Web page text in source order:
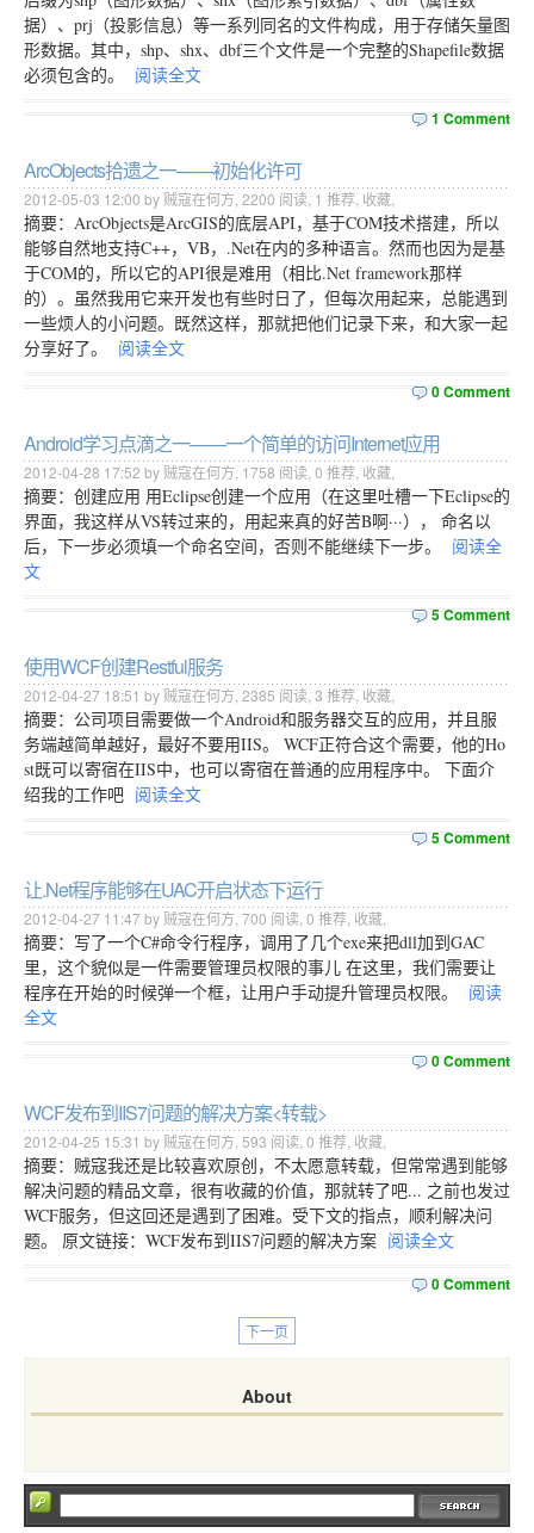
据）、prj（投影信息）等一系列同名的文件构成，用于存储矢量图
形数据。其中，shp、shx、dbf三个文件是一个完整的Shapefile数据
必须包含的。
阅读全文
1 Comment
ArcObjects拾遗之一——初始化许可
2012-05-03 12:00 by 贼寇在何方, 2200 阅读, 1 推荐, 收藏
摘要：ArcObjects是ArcGIS的底层API，基于COM技术搭建，所以
能够自然地支持C++，VB，.Net在内的多种语言。然而也因为是基
于COM的，所以它的API很是难用（相比.Net framework那样
的）。虽然我用它来开发也有些时日了，但每次用起来，总能遇到
一些烦人的小问题。既然这样，那就把他们记录下来，和大家一起
分享好了。
阅读全文
0 Comment
Android学习点滴之一——一个简单的访问Internet应用
2012-04-28 17:52 by 贼寇在何方, 1758 阅读, 0 推荐, 收藏
摘要：创建应用 用Eclipse创建一个应用（在这里吐槽一下Eclipse的
界面，我这样从VS转过来的，用起来真的好苦B啊···）， 命名以
后，下一步必须填一个命名空间，否则不能继续下一步。
阅读全
文
5 Comment
使用WCF创建Restful服务
2012-04-27 18:51 by 贼寇在何方, 2385 阅读, 3 推荐, 收藏
摘要：公司项目需要做一个Android和服务器交互的应用，并且服
务端越简单越好，最好不要用IIS。 WCF正符合这个需要，他的Ho
st既可以寄宿在IIS中，也可以寄宿在普通的应用程序中。 下面介
绍我的工作吧 阅读全文
5 Comment
让.Net程序能够在UAC开启状态下运行
2012-04-27 11:47 by 贼寇在何方, 700 阅读, 0 推荐, 收藏
摘要：写了一个C#命令行程序，调用了几个exe来把dll加到GAC
里，这个貌似是一件需要管理员权限的事儿 在这里，我们需要让
程序在开始的时候弹一个框，让用户手动提升管理员权限。
阅读
全文
0 Comment
WCF发布到IIS7问题的解决方案<转载>
2012-04-25 15:31 by 贼寇在何方, 593 阅读, 0 推荐, 收藏
摘要：贼寇我还是比较喜欢原创，不太愿意转载，但常常遇到能够
解决问题的精品文章，很有收藏的价值，那就转了吧... 之前也发过
WCF服务，但这回还是遇到了困难。受下文的指点，顺利解决问
题。 原文链接：WCF发布到IIS7问题的解决方案 阅读全文
0 Comment
下一页
About